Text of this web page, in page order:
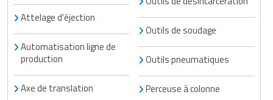
Matériel de fitness
Matériel de musculation
Vêtement sportif
Robinetterie professionnelle
Rôtisserie professionnelle
Sautause professionnelle
Attelage d'éjection
Automatisation ligne de
production
Axe de translation
Outils de soudage
Outils pneumatiques
Perceuse à colonne